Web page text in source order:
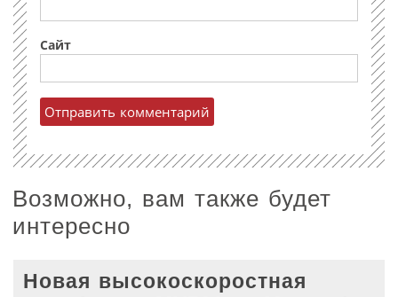
Сайт
Возможно, вам также будет
интересно
Новая высокоскоростная